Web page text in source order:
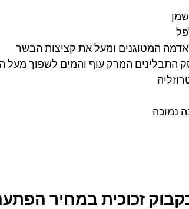
המטוגנים ומעל את קציצות הבשר
התבלינים המרק עוף והמים לשפוך מעל
נמוכה
זכוכית במחיר